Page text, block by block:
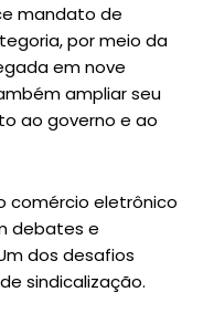
mandato de
por meio da
em nove
ampliar seu
ao governo e ao
comércio eletrônico
debates e
dos desafios
sindicalização.